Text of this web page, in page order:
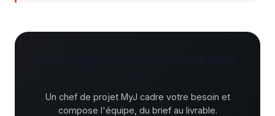
Un chef de projet MyJ cadre votre besoin et
compose l'équipe, du brief au livrable.